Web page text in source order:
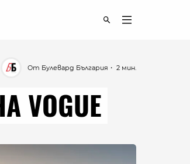
・ 2 мин.
От Булевард България